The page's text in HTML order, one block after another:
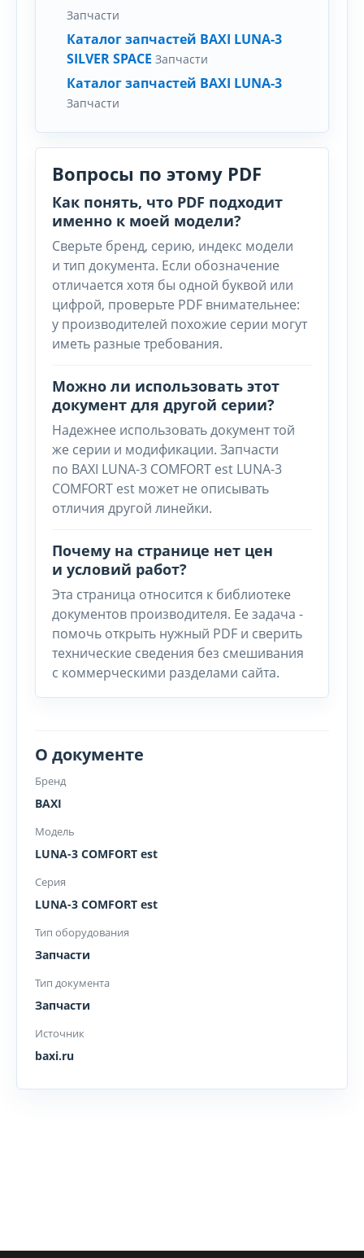
Запчасти
Каталог запчастей BAXI LUNA-3
SILVER SPACE Запчасти
Каталог запчастей BAXI LUNA-3
Запчасти
Вопросы по этому PDF
Как понять, что PDF подходит
именно к моей модели?
Сверьте бренд, серию, индекс модели
и тип документа. Если обозначение
отличается хотя бы одной буквой или
цифрой, проверьте PDF внимательнее:
у производителей похожие серии могут
иметь разные требования.
Можно ли использовать этот
документ для другой серии?
Надежнее использовать документ той
же серии и модификации. Запчасти
по BAXI LUNA-3 COMFORT est LUNA-3
COMFORT est может не описывать
отличия другой линейки.
Почему на странице нет цен
и условий работ?
Эта страница относится к библиотеке
документов производителя. Ее задача -
помочь открыть нужный PDF и сверить
технические сведения без смешивания
с коммерческими разделами сайта.
О документе
Бренд
BAXI
Модель
LUNA-3 COMFORT est
Серия
LUNA-3 COMFORT est
Тип оборудования
Запчасти
Тип документа
Запчасти
Источник
baxi.ru